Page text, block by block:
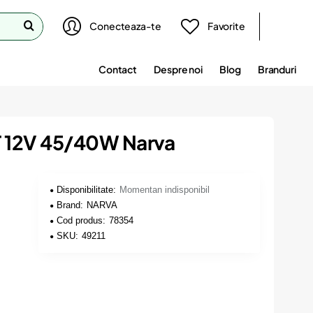
Conecteaza-te Favorite
Contact Despre noi Blog Branduri
12V 45/40W Narva
Disponibilitate: Momentan indisponibil
Brand: NARVA
Cod produs: 78354
SKU: 49211